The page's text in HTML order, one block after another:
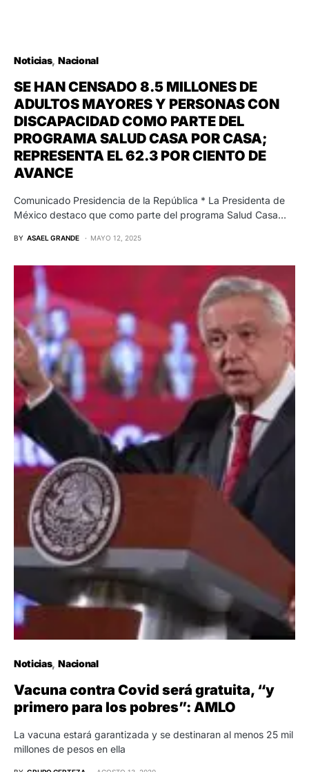
Noticias Nacional
SE HAN CENSADO 8.5 MILLONES DE
ADULTOS MAYORES Y PERSONAS CON
DISCAPACIDAD COMO PARTE DEL
PROGRAMA SALUD CASA POR CASA;
REPRESENTA EL 62.3 POR CIENTO DE
AVANCE
Comunicado Presidencia de la República * La Presidenta de
México destaco que como parte del programa Salud Casa…
BY ASAEL GRANDE MAYO 12, 2025
Noticias Nacional
Vacuna contra Covid será gratuita, “y
primero para los pobres”: AMLO
La vacuna estará garantizada y se destinaran al menos 25 mil
millones de pesos en ella